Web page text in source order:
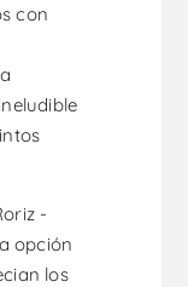
con
-
opción
los